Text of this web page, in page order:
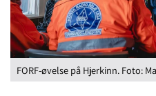
FORF-øvelse på Hjerkinn. Foto: